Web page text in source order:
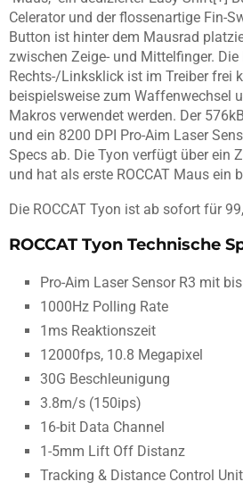
Celerator und der flossenartige Fin-
Button ist hinter dem Mausrad
zwischen Zeige- und Mittelfinger.
Rechts-/Linksklick ist im Treiber frei
beispielsweise zum Waffenwechsel
Makros verwendet werden. Der
und ein 8200 DPI Pro-Aim Laser
Specs ab. Die Tyon verfügt über ein
und hat als erste ROCCAT Maus ein
Die ROCCAT Tyon ist ab sofort für
ROCCAT Tyon Technische
Pro-Aim Laser Sensor R3 mit
1000Hz Polling Rate
1ms Reaktionszeit
12000fps, 10.8 Megapixel
30G Beschleunigung
3.8m/s (150ips)
16-bit Data Channel
1-5mm Lift Off Distanz
Tracking & Distance Control Unit